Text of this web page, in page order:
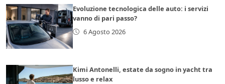
Evoluzione tecnologica delle auto: i servizi
vanno di pari passo?
6 Agosto 2026
Kimi Antonelli, estate da sogno in yacht tra
lusso e relax